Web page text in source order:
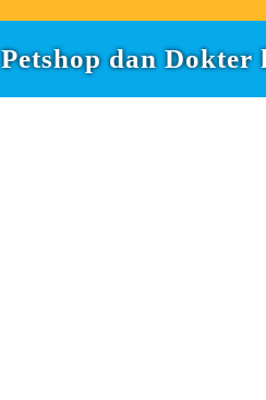
dan Dokter